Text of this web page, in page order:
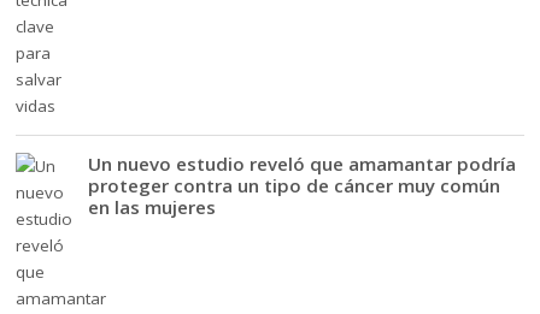
Un nuevo estudio reveló que amamantar podría
proteger contra un tipo de cáncer muy común
en las mujeres